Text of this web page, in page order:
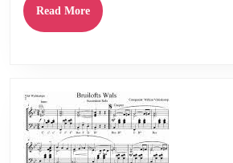
melodieën
Read MoreRead
More